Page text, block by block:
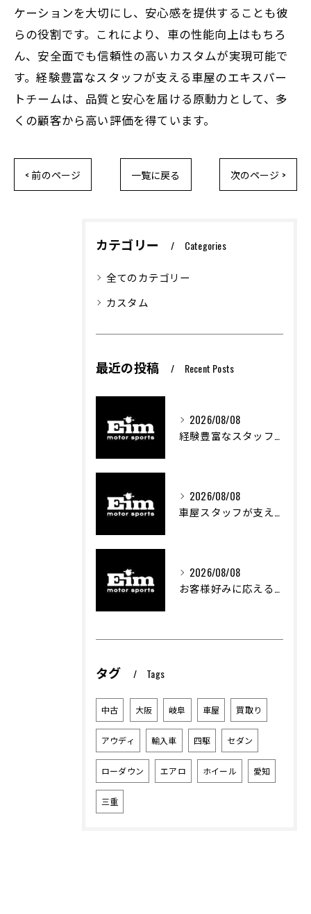
ケーションを大切にし、安心感を提供することも彼
らの役割です。これにより、車の性能向上はもちろ
ん、安全面でも信頼性の高いカスタムが実現可能で
す。経験豊富なスタッフが支える車屋のエキスパー
トチームは、品質と安心を届ける原動力として、多
くの顧客から高い評価を得ています。
< 前のページ 一覧に戻る 次のページ >
カテゴリー Categories
全てのカテゴリー
カスタム
最近の投稿 Recent Posts
2026/08/08
経験豊富なスタッフが創る車屋の魅力と技術
2026/08/08
車屋スタッフが支える車両カスタムの魅力と技術進化
2026/08/08
お客様好みに応える中古車選びのポイント
タグ Tags
中古 大阪 岐阜 車屋 買取り
アウディ 輸入車 四駆 セダン
ローダウン エアロ ホイール 愛知
三重